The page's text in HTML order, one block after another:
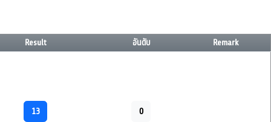
Result อันดับ Remark
13 0